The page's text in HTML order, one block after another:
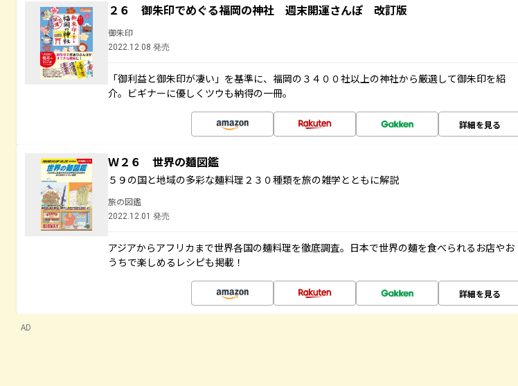
２６ 御朱印でめぐる福岡の神社 週末開運さんぽ 改訂版
御朱印
2022.12.08 発売
「御利益と御朱印が凄い」を基準に、福岡の３４００社以上の神社から厳選して御朱印を紹
介。ビギナーに優しくツウも納得の一冊。
詳細を見る
Ｗ２６ 世界の麺図鑑
５９の国と地域の多彩な麺料理２３０種類を旅の雑学とともに解説
旅の図鑑
2022.12.01 発売
アジアからアフリカまで世界各国の麺料理を徹底調査。日本で世界の麺を食べられるお店やお
うちで楽しめるレシピも掲載！
詳細を見る
AD